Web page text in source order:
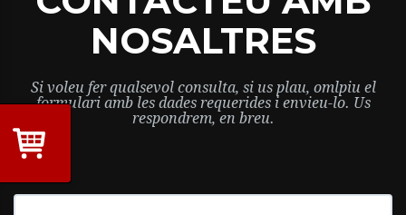
NOSALTRES
Si voleu fer qualsevol consulta, si us plau, omlpiu el
formulari amb les dades requerides i envieu-lo. Us
respondrem, en breu.